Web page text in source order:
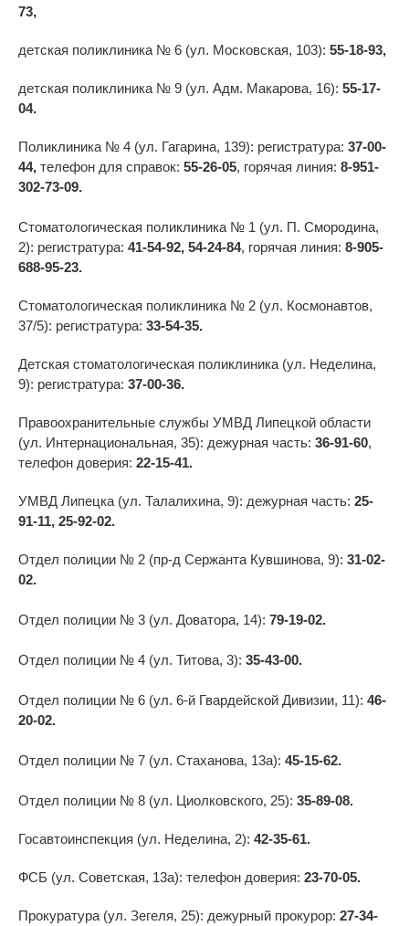
73,
детская поликлиника № 6 (ул. Московская, 103): 55-18-93,
детская поликлиника № 9 (ул. Адм. Макарова, 16): 55-17-
04.
Поликлиника № 4 (ул. Гагарина, 139): регистратура: 37-00-
44, телефон для справок: 55-26-05, горячая линия: 8-951-
302-73-09.
Стоматологическая поликлиника № 1 (ул. П. Смородина,
2): регистратура: 41-54-92, 54-24-84, горячая линия: 8-905-
688-95-23.
Стоматологическая поликлиника № 2 (ул. Космонавтов,
37/5): регистратура: 33-54-35.
Детская стоматологическая поликлиника (ул. Неделина,
9): регистратура: 37-00-36.
Правоохранительные службы УМВД Липецкой области
(ул. Интернациональная, 35): дежурная часть: 36-91-60,
телефон доверия: 22-15-41.
УМВД Липецка (ул. Талалихина, 9): дежурная часть: 25-
91-11, 25-92-02.
Отдел полиции № 2 (пр-д Сержанта Кувшинова, 9): 31-02-
02.
Отдел полиции № 3 (ул. Доватора, 14): 79-19-02.
Отдел полиции № 4 (ул. Титова, 3): 35-43-00.
Отдел полиции № 6 (ул. 6-й Гвардейской Дивизии, 11): 46-
20-02.
Отдел полиции № 7 (ул. Стаханова, 13а): 45-15-62.
Отдел полиции № 8 (ул. Циолковского, 25): 35-89-08.
Госавтоинспекция (ул. Неделина, 2): 42-35-61.
ФСБ (ул. Советская, 13а): телефон доверия: 23-70-05.
Прокуратура (ул. Зегеля, 25): дежурный прокурор: 27-34-